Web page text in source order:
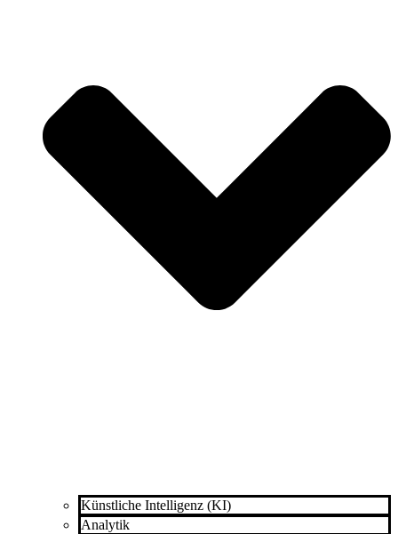
Künstliche Intelligenz (KI)
Analytik